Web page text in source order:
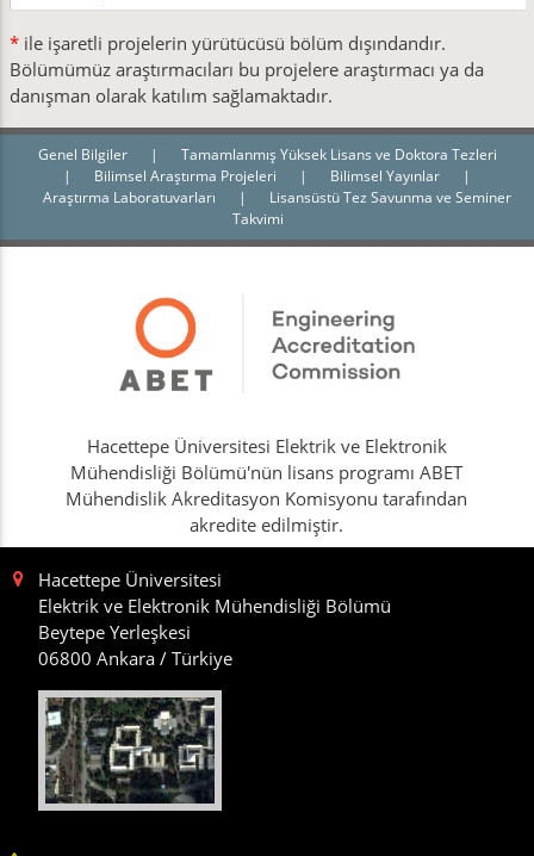
*ile işaretli projelerin yürütücüsü bölüm dışındandır.
Bölümümüz araştırmacıları bu projelere araştırmacı ya da
danışman olarak katılım sağlamaktadır.
Genel Bilgiler |
Tamamlanmış Yüksek Lisans ve Doktora Tezleri
|
Bilimsel Araştırma Projeleri | Bilimsel Yayınlar
|
Araştırma Laboratuvarları
|
Lisansüstü Tez Savunma ve Seminer
Takvimi
Hacettepe Üniversitesi Elektrik ve Elektronik
Mühendisliği Bölümü'nün lisans programı ABET
Mühendislik Akreditasyon Komisyonu tarafından
akredite edilmiştir.
Hacettepe Üniversitesi
Elektrik ve Elektronik Mühendisliği Bölümü
Beytepe Yerleşkesi
06800 Ankara / Türkiye